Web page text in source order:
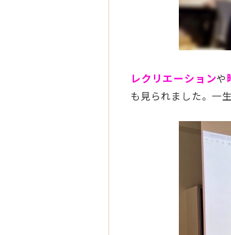
レクリエーションや
も見られました。一